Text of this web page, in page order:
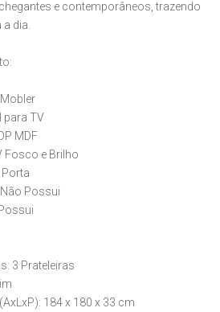
e contemporâneos, trazendo
dia.
para TV
MDF
Fosco e Brilho
Porta
Não Possui
3 Prateleiras
184 x 180 x 33 cm